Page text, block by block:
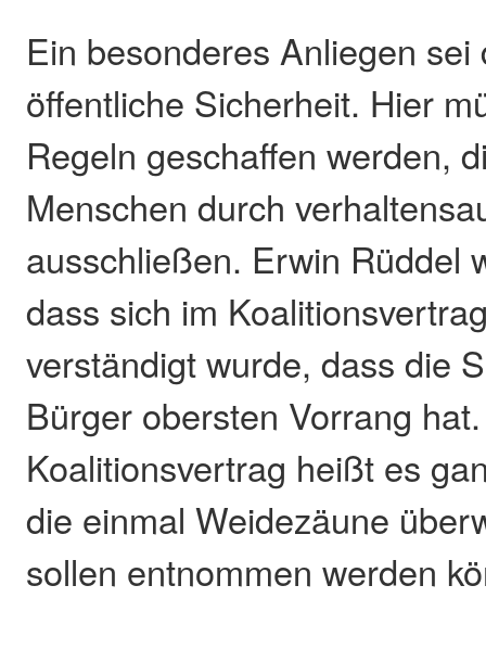
Ein besonderes Anliegen sei
öffentliche Sicherheit. Hier
Regeln geschaffen werden,
Menschen durch
ausschließen. Erwin Rüddel
dass sich im
verständigt wurde, dass die
Bürger obersten Vorrang
Koalitionsvertrag heißt es
die einmal Weidezäune
sollen entnommen werden